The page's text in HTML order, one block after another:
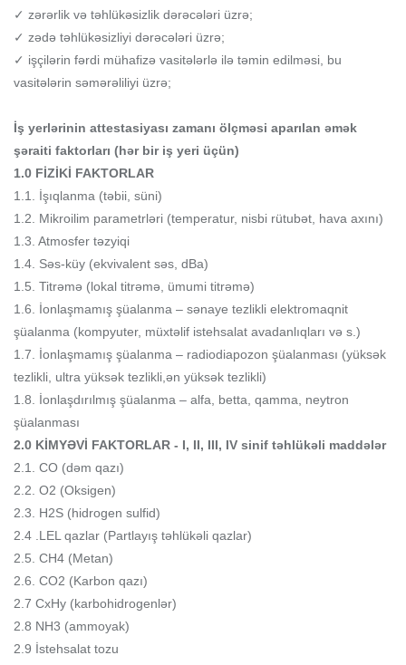
✓ zərərlik və təhlükəsizlik dərəcələri üzrə;
✓ zədə təhlükəsizliyi dərəcələri üzrə;
✓ işçilərin fərdi mühafizə vasitələrlə ilə təmin edilməsi, bu
vasitələrin səmərəliliyi üzrə;
İş yerlərinin attestasiyası zamanı ölçməsi aparılan əmək
şəraiti faktorları (hər bir iş yeri üçün)
1.0 FİZİKİ FAKTORLAR
1.1. İşıqlanma (təbii, süni)
1.2. Mikroilim parametrləri (temperatur, nisbi rütubət, hava axını)
1.3. Atmosfer təzyiqi
1.4. Səs-küy (ekvivalent səs, dBa)
1.5. Titrəmə (lokal titrəmə, ümumi titrəmə)
1.6. İonlaşmamış şüalanma – sənaye tezlikli elektromaqnit
şüalanma (kompyuter, müxtəlif istehsalat avadanlıqları və s.)
1.7. İonlaşmamış şüalanma – radiodiapozon şüalanması (yüksək
tezlikli, ultra yüksək tezlikli,ən yüksək tezlikli)
1.8. İonlaşdırılmış şüalanma – alfa, betta, qamma, neytron
şüalanması
2.0 KİMYƏVİ FAKTORLAR - I, II, III, IV sinif təhlükəli maddələr
2.1. CO (dəm qazı)
2.2. O2 (Oksigen)
2.3. H2S (hidrogen sulfid)
2.4 .LEL qazlar (Partlayış təhlükəli qazlar)
2.5. CH4 (Metan)
2.6. CO2 (Karbon qazı)
2.7 CxHy (karbohidrogenlər)
2.8 NH3 (ammoyak)
2.9 İstehsalat tozu